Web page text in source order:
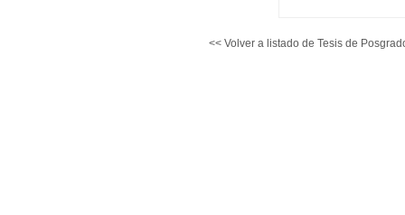
<< Volver a listado de Tesis de